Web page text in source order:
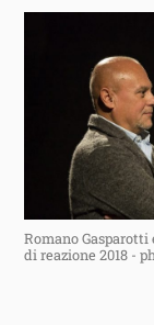
Romano Gasparotti
di reazione 2018 -